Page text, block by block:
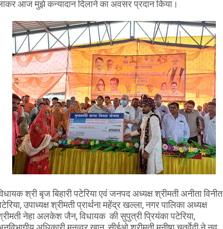
आज मुझे कन्यादान दिलाने का अवसर प्रदान किया।
श्री बृज बिहारी पटेरिया एवं जनपद अध्यक्ष श्रीमती अनीता विनीत
उपाध्यक्ष श्रीमती प्रार्थना महेंद्र खल्ला, नगर पालिका अध्यक्ष
नेहा अलकेश जैन, विधायक की सुपुत्री प्रियंका पटेरिया,